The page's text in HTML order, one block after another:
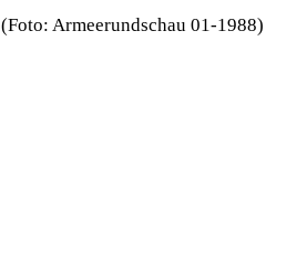
(Foto: Armeerundschau 01-1988)